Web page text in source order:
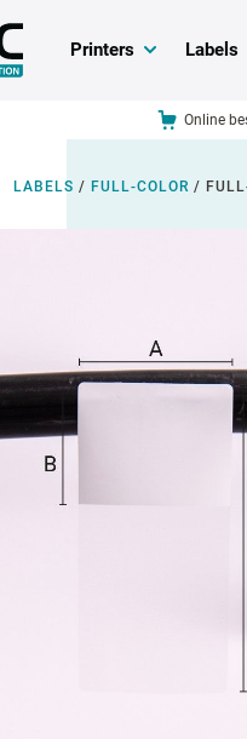
Printers Labels
Online
LABELS / FULL-COLOR /